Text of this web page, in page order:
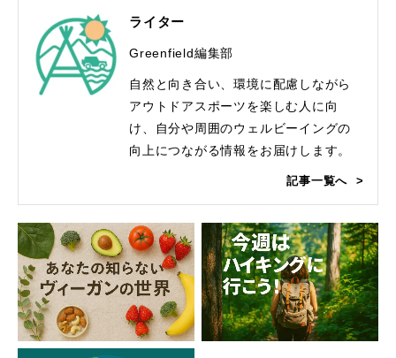
ライター
Greenfield編集部
自然と向き合い、環境に配慮しながら
アウトドアスポーツを楽しむ人に向
け、自分や周囲のウェルビーイングの
向上につながる情報をお届けします。
記事一覧へ